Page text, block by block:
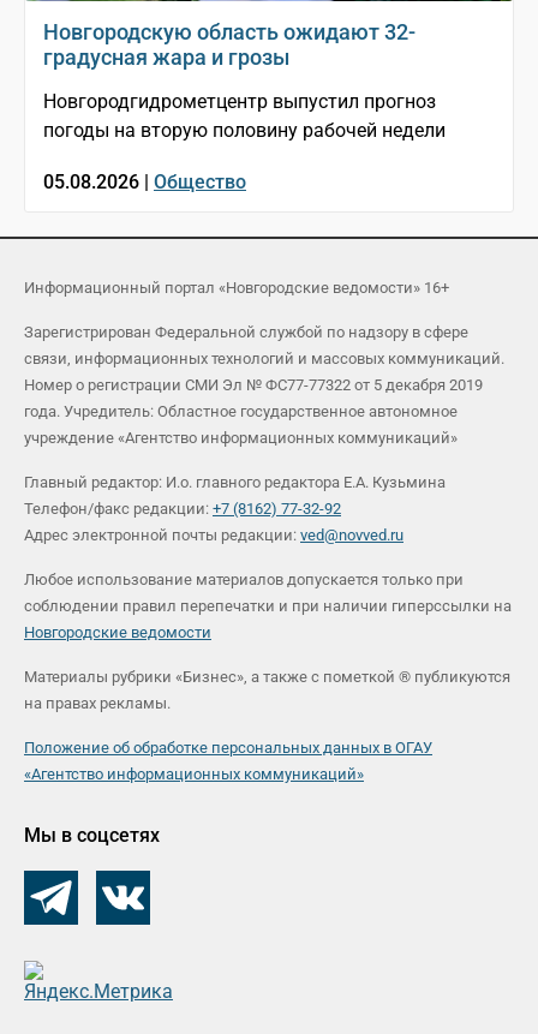
Новгородскую область ожидают 32-
градусная жара и грозы
Новгородгидрометцентр выпустил прогноз
погоды на вторую половину рабочей недели
05.08.2026 | Общество
Информационный портал «Новгородские ведомости» 16+
Зарегистрирован Федеральной службой по надзору в сфере
связи, информационных технологий и массовых коммуникаций.
Номер о регистрации СМИ Эл № ФС77-77322 от 5 декабря 2019
года. Учредитель: Областное государственное автономное
учреждение «Агентство информационных коммуникаций»
Главный редактор: И.о. главного редактора Е.А. Кузьмина
Телефон/факс редакции: +7 (8162) 77-32-92
Адрес электронной почты редакции: ved@novved.ru
Любое использование материалов допускается только при
соблюдении правил перепечатки и при наличии гиперссылки на
Новгородские ведомости
Материалы рубрики «Бизнес», а также с пометкой ® публикуются
на правах рекламы.
Положение об обработке персональных данных в ОГАУ
«Агентство информационных коммуникаций»
Мы в соцсетях